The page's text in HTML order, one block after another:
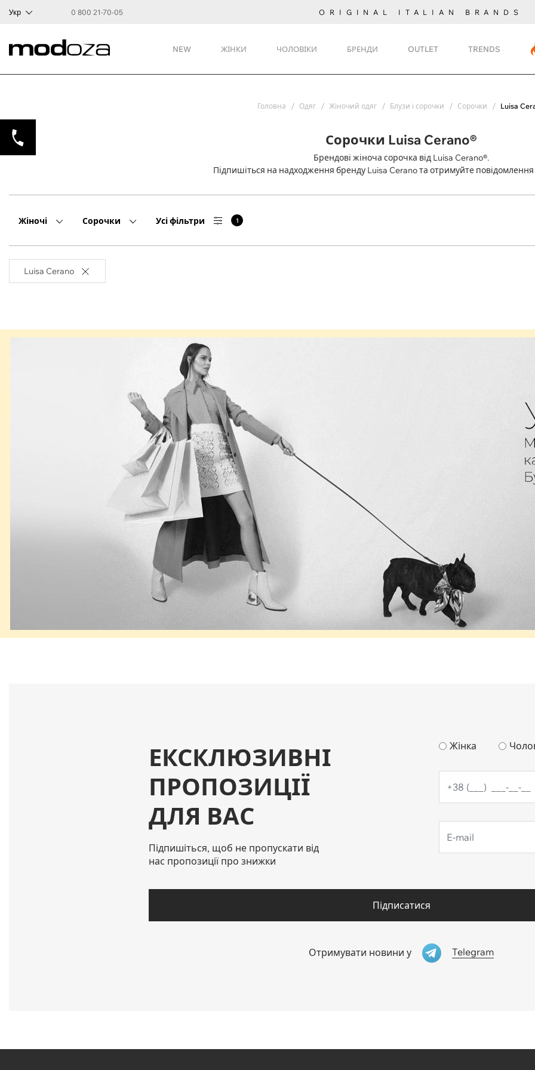
Укр 0 800 21-70-05 ORIGINAL ITALIAN BRANDS
NEW ЖІНКИ ЧОЛОВІКИ БРЕНДИ OUTLET TRENDS
Головна Одяг Жіночий одяг Блузи і сорочки Сорочки Luisa
Сорочки Luisa Cerano®
Брендові жіноча сорочка від Luisa Cerano®.
Підпишіться на надходження бренду Luisa Cerano та отримуйте
Жіночі Сорочки Усі фільтри 1
Luisa Cerano
ЕКСКЛЮЗИВНІ
ПРОПОЗИЦІЇ
ДЛЯ ВАС
Підпишіться, щоб не пропускати від
нас пропозиції про знижки
Жінка
Підписатися
Отримувати новини у Telegram